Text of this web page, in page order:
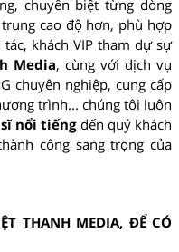
chuyên biệt từng dòng
cao độ hơn, phù hợp
khách VIP tham dự sự
Media, cùng với dịch vụ
chuyên nghiệp, cung cấp
trình... chúng tôi luôn
nổi tiếngđến quý khách
công sang trọng của
THANH MEDIA, ĐỂ CÓ